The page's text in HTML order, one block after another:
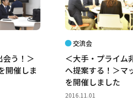
う！＞
開催しま
交流会
＜大手・プライム
へ提案する！＞マ
を開催しました
2016.11.01